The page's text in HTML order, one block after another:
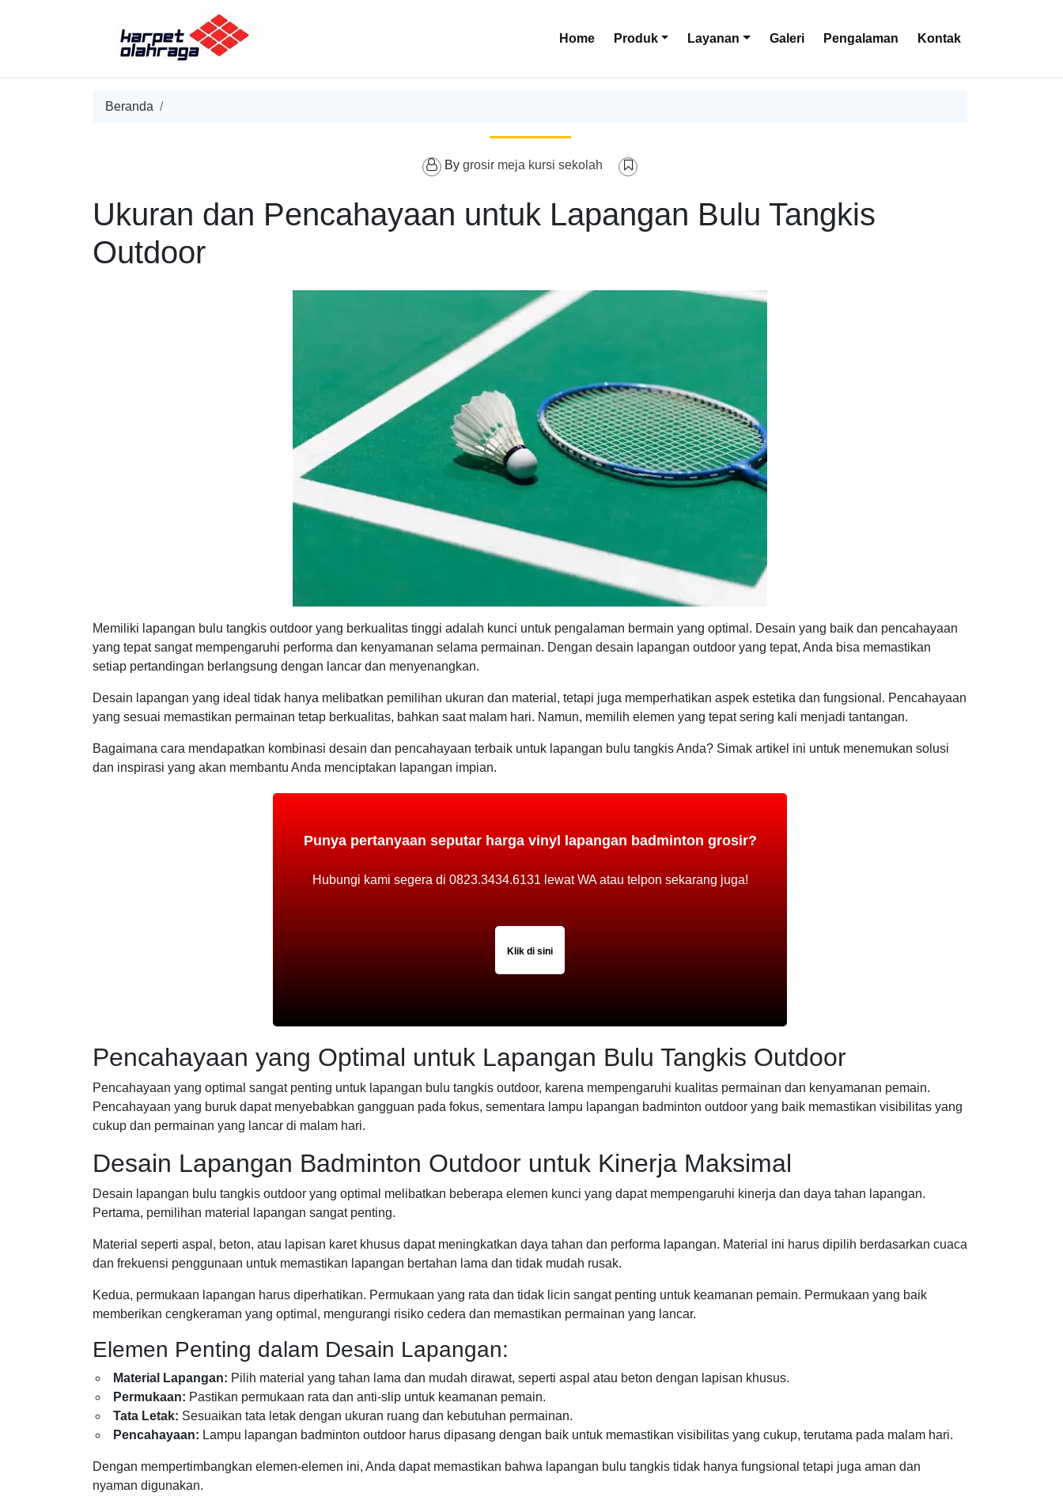
Home Produk Layanan Galeri Pengalaman Kontak
Beranda
By grosir meja kursi sekolah
Ukuran dan Pencahayaan untuk Lapangan Bulu Tangkis
Outdoor
Memiliki lapangan bulu tangkis outdoor yang berkualitas tinggi adalah kunci untuk pengalaman bermain yang optimal. Desain yang baik dan pencahayaan
yang tepat sangat mempengaruhi performa dan kenyamanan selama permainan. Dengan desain lapangan outdoor yang tepat, Anda bisa memastikan
setiap pertandingan berlangsung dengan lancar dan menyenangkan.
Desain lapangan yang ideal tidak hanya melibatkan pemilihan ukuran dan material, tetapi juga memperhatikan aspek estetika dan fungsional. Pencahayaan
yang sesuai memastikan permainan tetap berkualitas, bahkan saat malam hari. Namun, memilih elemen yang tepat sering kali menjadi tantangan.
Bagaimana cara mendapatkan kombinasi desain dan pencahayaan terbaik untuk lapangan bulu tangkis Anda? Simak artikel ini untuk menemukan solusi
dan inspirasi yang akan membantu Anda menciptakan lapangan impian.
Punya pertanyaan seputar harga vinyl lapangan badminton grosir?
Hubungi kami segera di 0823.3434.6131 lewat WA atau telpon sekarang juga!
Klik di sini
Pencahayaan yang Optimal untuk Lapangan Bulu Tangkis Outdoor
Pencahayaan yang optimal sangat penting untuk lapangan bulu tangkis outdoor, karena mempengaruhi kualitas permainan dan kenyamanan pemain.
Pencahayaan yang buruk dapat menyebabkan gangguan pada fokus, sementara lampu lapangan badminton outdoor yang baik memastikan visibilitas yang
cukup dan permainan yang lancar di malam hari.
Desain Lapangan Badminton Outdoor untuk Kinerja Maksimal
Desain lapangan bulu tangkis outdoor yang optimal melibatkan beberapa elemen kunci yang dapat mempengaruhi kinerja dan daya tahan lapangan.
Pertama, pemilihan material lapangan sangat penting.
Material seperti aspal, beton, atau lapisan karet khusus dapat meningkatkan daya tahan dan performa lapangan. Material ini harus dipilih berdasarkan cuaca
dan frekuensi penggunaan untuk memastikan lapangan bertahan lama dan tidak mudah rusak.
Kedua, permukaan lapangan harus diperhatikan. Permukaan yang rata dan tidak licin sangat penting untuk keamanan pemain. Permukaan yang baik
memberikan cengkeraman yang optimal, mengurangi risiko cedera dan memastikan permainan yang lancar.
Elemen Penting dalam Desain Lapangan:
Material Lapangan: Pilih material yang tahan lama dan mudah dirawat, seperti aspal atau beton dengan lapisan khusus.
Permukaan: Pastikan permukaan rata dan anti-slip untuk keamanan pemain.
Tata Letak: Sesuaikan tata letak dengan ukuran ruang dan kebutuhan permainan.
Pencahayaan: Lampu lapangan badminton outdoor harus dipasang dengan baik untuk memastikan visibilitas yang cukup, terutama pada malam hari.
Dengan mempertimbangkan elemen-elemen ini, Anda dapat memastikan bahwa lapangan bulu tangkis tidak hanya fungsional tetapi juga aman dan
nyaman digunakan.